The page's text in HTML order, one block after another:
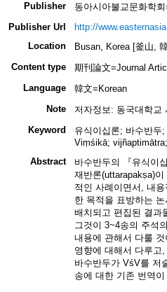
Publisher
동아시아불교문화학
Publisher Url
http://
Location
Busan, Korea [釜山,
Content type
期刊論文=Journal
Language
韓文=Korean
Note
저자정보: 동국대학교
Keyword
유식이십론; 바수반
Viṃśikā;
Abstract
바수반두의 『유식이
재반론(uttarapakṣa)
적인 사례이면서, 내
한 목적을 표방하는
배치되고 편집된 결과
그것이 3~4송의 주석
내용에 관해서 다룰
영향에 대해서 다루고
바수반두가 VśV를 저
송에 대한 기존 번역